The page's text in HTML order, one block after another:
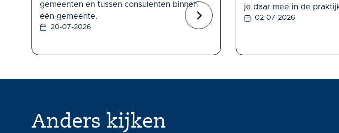
gemeenten en tussen consulenten binnen
één gemeente.
20-07-2026
je daar mee in de
02-07-2026
Anders kijken